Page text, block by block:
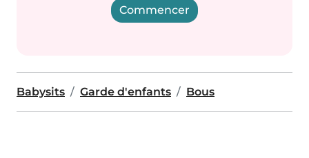
Commencer
Babysits Garde d'enfants Bous